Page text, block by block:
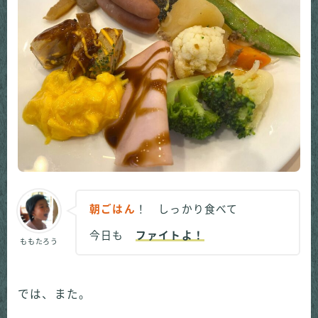
ももたろう
朝ごはん ！ しっかり食べて
今日も ファイトよ！
では、また。